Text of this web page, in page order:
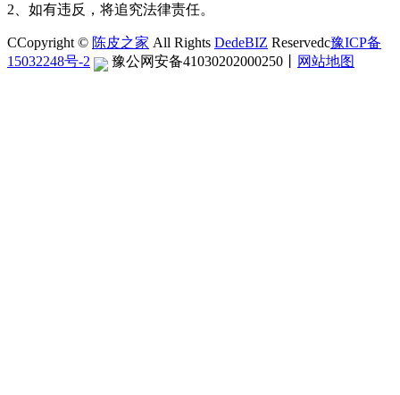
2、如有违反，将追究法律责任。
CCopyright © 陈皮之家 All Rights DedeBIZ Reservedc豫ICP备
15032248号-2
豫公网安备41030202000250 网站地图